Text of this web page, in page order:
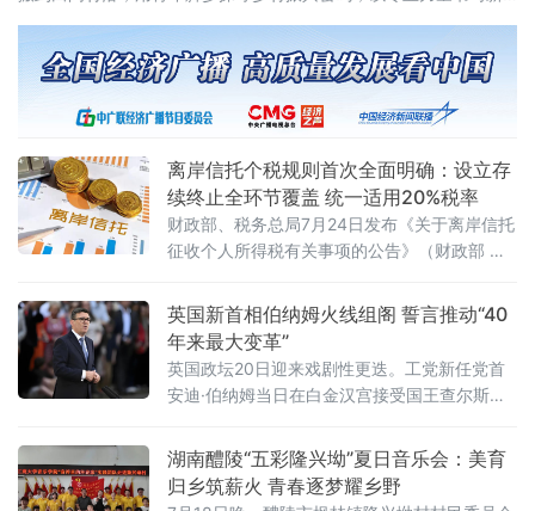
员跟随讲解员重
离岸信托个税规则首次全面明确：设立存
续终止全环节覆盖 统一适用20%税率
财政部、税务总局7月24日发布《关于离岸信托
征收个人所得税有关事项的公告》（财政部 税
岸信托设立、存续、终止清算全环节的个人所
得税征管规则。根据公告，个人将财产装入离
岸信托以及通过离岸信托取得收益，均属于个
人所得税法规定的应税所得，应当依法申报纳
税。近年来，一些个人通过设立离岸信托进行
英国新首相伯纳姆火线组阁 誓言推动“40
年来最大变革”
英国政坛20日迎来戏剧性更迭。工党新任党首
安迪·伯纳姆当日在白金汉宫接受国王查尔斯三
首相斯塔默于当天早些时候辞去首相职务。伯
纳姆就任后数小时内即完成新一届内阁组建，
多项人事任命出人意料，被视为其开启政治新
湖南醴陵“五彩隆兴坳”夏日音乐会：美育
归乡筑薪火 青春逐梦耀乡野